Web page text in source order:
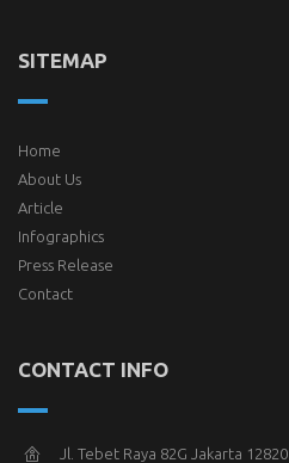
SITEMAP
Home
About Us
Article
Infographics
Press Release
Contact
CONTACT INFO
Jl. Tebet Raya 82G Jakarta 12820